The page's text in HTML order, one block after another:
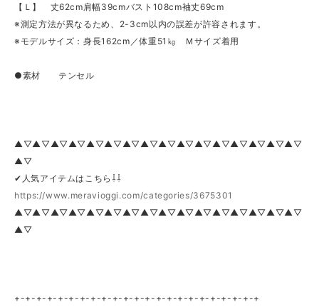
【Ｌ】 丈62cm肩幅39cmバスト108cm袖丈69cm
※測定方法が異なるため、2-3cm以内の誤差が許容されます。
※モデルサイズ：身長162cm／体重51㎏ Ｍサイズ着用
●素材 テンセル
▲▽▲▽▲▽▲▽▲▽▲▽▲▽▲▽▲▽▲▽▲▽▲▽▲▽▲▽▲▽▲▽
▲▽
✔人気アイテムはこちら⇩⇩
https://www.meravioggi.com/categories/3675301
▲▽▲▽▲▽▲▽▲▽▲▽▲▽▲▽▲▽▲▽▲▽▲▽▲▽▲▽▲▽▲▽
▲▽
+-+-+-+-+-+-+-+-+-+-+-+-+-+-+-+-+-+-+-+-+-+-+